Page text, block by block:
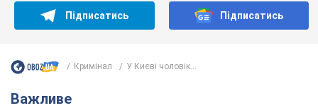
Підписатись Підписатись
Кримінал У Києві чоловік...
Важливе